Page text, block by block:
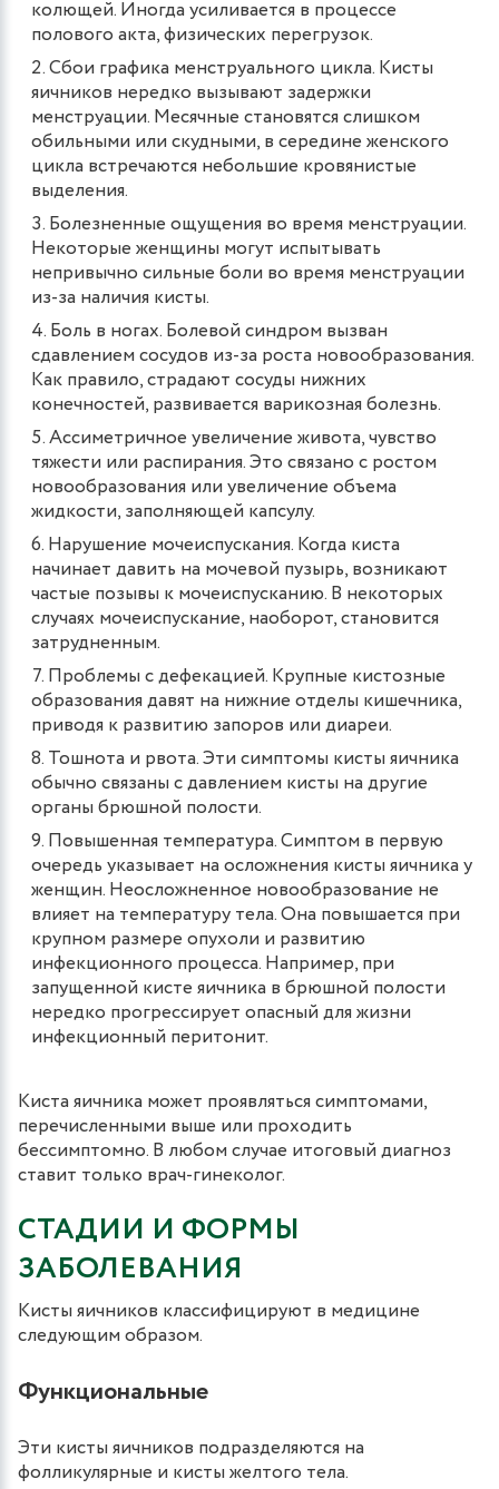
колющей. Иногда усиливается в процессе
полового акта, физических перегрузок.
Сбои графика менструального цикла. Кисты
яичников нередко вызывают задержки
менструации. Месячные становятся слишком
обильными или скудными, в середине женского
цикла встречаются небольшие кровянистые
выделения.
Болезненные ощущения во время менструации.
Некоторые женщины могут испытывать
непривычно сильные боли во время менструации
из-за наличия кисты.
Боль в ногах. Болевой синдром вызван
сдавлением сосудов из-за роста новообразования.
Как правило, страдают сосуды нижних
конечностей, развивается варикозная болезнь.
Ассиметричное увеличение живота, чувство
тяжести или распирания. Это связано с ростом
новообразования или увеличение объема
жидкости, заполняющей капсулу.
Нарушение мочеиспускания. Когда киста
начинает давить на мочевой пузырь, возникают
частые позывы к мочеиспусканию. В некоторых
случаях мочеиспускание, наоборот, становится
затрудненным.
Проблемы с дефекацией. Крупные кистозные
образования давят на нижние отделы кишечника,
приводя к развитию запоров или диареи.
Тошнота и рвота. Эти симптомы кисты яичника
обычно связаны с давлением кисты на другие
органы брюшной полости.
Повышенная температура. Симптом в первую
очередь указывает на осложнения кисты яичника у
женщин. Неосложненное новообразование не
влияет на температуру тела. Она повышается при
крупном размере опухоли и развитию
инфекционного процесса. Например, при
запущенной кисте яичника в брюшной полости
нередко прогрессирует опасный для жизни
инфекционный перитонит.
Киста яичника может проявляться симптомами,
перечисленными выше или проходить
бессимптомно. В любом случае итоговый диагноз
ставит только врач-гинеколог.
СТАДИИ И ФОРМЫ
ЗАБОЛЕВАНИЯ
Кисты яичников классифицируют в медицине
следующим образом.
Функциональные
Эти кисты яичников подразделяются на
фолликулярные и кисты желтого тела.